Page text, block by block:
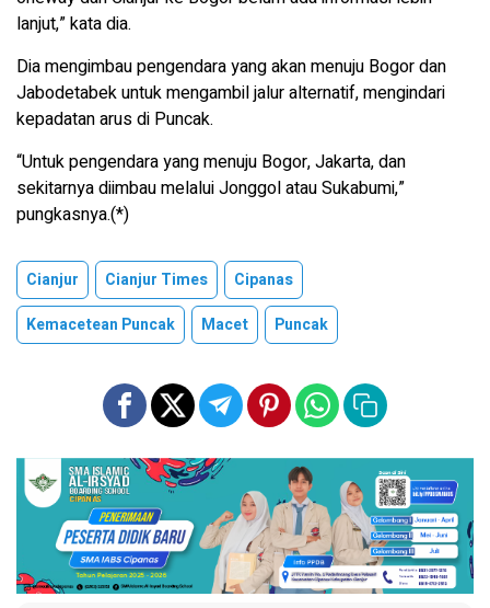
lanjut,” kata dia.
Dia mengimbau pengendara yang akan menuju Bogor dan
Jabodetabek untuk mengambil jalur alternatif, mengindari
kepadatan arus di Puncak.
“Untuk pengendara yang menuju Bogor, Jakarta, dan
sekitarnya diimbau melalui Jonggol atau Sukabumi,”
pungkasnya.(*)
Cianjur Cianjur Times
Cipanas
Kemacetean Puncak
Macet Puncak